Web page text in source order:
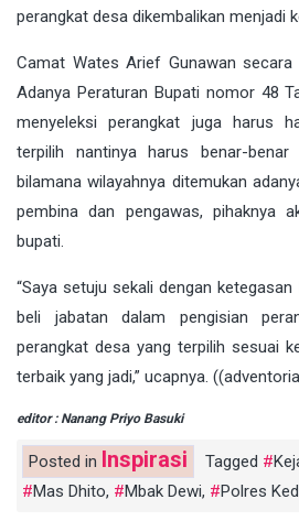
perangkat desa dikembalikan menjadi
Camat Wates Arief Gunawan secara
Adanya Peraturan Bupati nomor 48
menyeleksi perangkat juga harus
terpilih nantinya harus benar-benar
bilamana wilayahnya ditemukan
pembina dan pengawas, pihaknya
bupati.
“Saya setuju sekali dengan
beli jabatan dalam pengisian
perangkat desa yang terpilih sesuai
terbaik yang jadi,” ucapnya.
editor : Nanang Priyo Basuki
Posted in Inspirasi Tagged
Mas Dhito, Mbak Dewi, Polres